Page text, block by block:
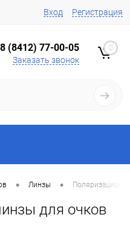
Вход Регистрация
8 (8412) 77-00-05
Заказать звонок
0
• Линзы •
для очков